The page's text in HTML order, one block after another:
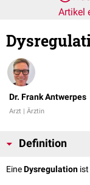
Artikel
Dr. Frank Antwerpes
Arzt | Ärztin
Definition
EineDysregulation